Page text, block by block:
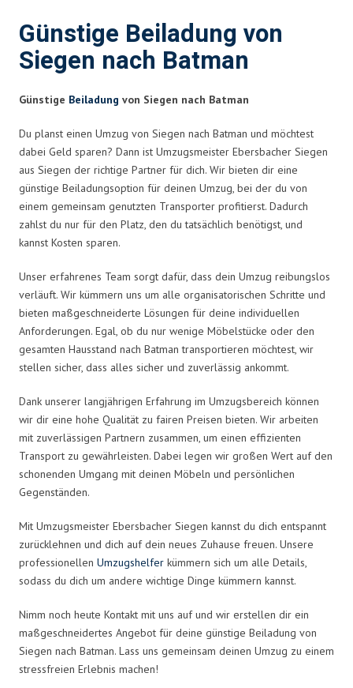
Günstige Beiladung von
Siegen nach Batman
Günstige Beiladung von Siegen nach Batman
Du planst einen Umzug von Siegen nach Batman und möchtest
dabei Geld sparen? Dann ist Umzugsmeister Ebersbacher Siegen
aus Siegen der richtige Partner für dich. Wir bieten dir eine
günstige Beiladungsoption für deinen Umzug, bei der du von
einem gemeinsam genutzten Transporter profitierst. Dadurch
zahlst du nur für den Platz, den du tatsächlich benötigst, und
kannst Kosten sparen.
Unser erfahrenes Team sorgt dafür, dass dein Umzug reibungslos
verläuft. Wir kümmern uns um alle organisatorischen Schritte und
bieten maßgeschneiderte Lösungen für deine individuellen
Anforderungen. Egal, ob du nur wenige Möbelstücke oder den
gesamten Hausstand nach Batman transportieren möchtest, wir
stellen sicher, dass alles sicher und zuverlässig ankommt.
Dank unserer langjährigen Erfahrung im Umzugsbereich können
wir dir eine hohe Qualität zu fairen Preisen bieten. Wir arbeiten
mit zuverlässigen Partnern zusammen, um einen effizienten
Transport zu gewährleisten. Dabei legen wir großen Wert auf den
schonenden Umgang mit deinen Möbeln und persönlichen
Gegenständen.
Mit Umzugsmeister Ebersbacher Siegen kannst du dich entspannt
zurücklehnen und dich auf dein neues Zuhause freuen. Unsere
professionellen Umzugshelfer kümmern sich um alle Details,
sodass du dich um andere wichtige Dinge kümmern kannst.
Nimm noch heute Kontakt mit uns auf und wir erstellen dir ein
maßgeschneidertes Angebot für deine günstige Beiladung von
Siegen nach Batman. Lass uns gemeinsam deinen Umzug zu einem
stressfreien Erlebnis machen!